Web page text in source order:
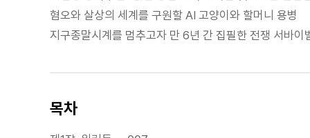
혐오와 살상의 세계를 구원할 AI 고양이와 할머니 용병
지구종말시계를 멈추고자 만 6년 간 집필한 전쟁 서바이
목차